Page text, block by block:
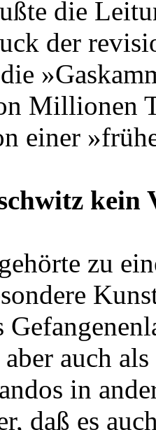
die
der
Millionen
einer
kein
zu
auch
in
daß es